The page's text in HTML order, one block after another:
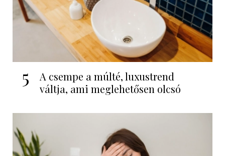
5
A csempe a múlté, luxustrend
váltja, ami meglehetősen olcsó